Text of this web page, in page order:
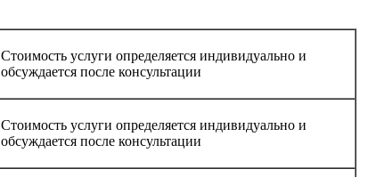
Стоимость услуги определяется индивидуально и
обсуждается после консультации
Стоимость услуги определяется индивидуально и
обсуждается после консультации